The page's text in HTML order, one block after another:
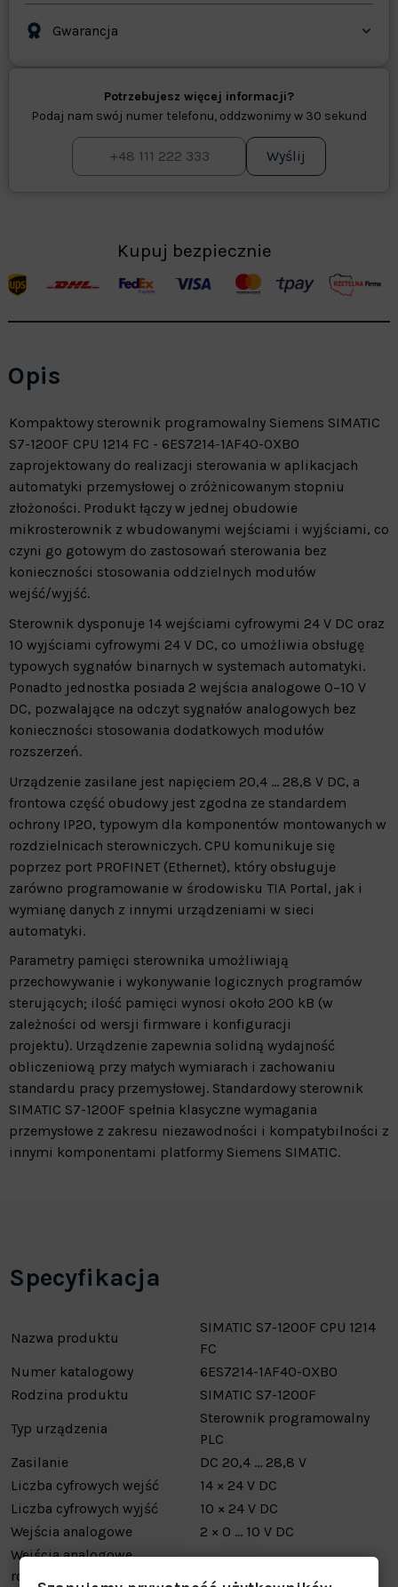
Gwarancja
Potrzebujesz więcej informacji?
Podaj nam swój numer telefonu, oddzwonimy w 30 sekund
Wyślij
Kupuj bezpiecznie
Opis
Kompaktowy sterownik programowalny Siemens SIMATIC
S7-1200F CPU 1214 FC - 6ES7214-1AF40-0XB0
zaprojektowany do realizacji sterowania w aplikacjach
automatyki przemysłowej o zróżnicowanym stopniu
złożoności. Produkt łączy w jednej obudowie
mikrosterownik z wbudowanymi wejściami i wyjściami, co
czyni go gotowym do zastosowań sterowania bez
konieczności stosowania oddzielnych modułów
wejść/wyjść.
Sterownik dysponuje 14 wejściami cyfrowymi 24 V DC oraz
10 wyjściami cyfrowymi 24 V DC, co umożliwia obsługę
typowych sygnałów binarnych w systemach automatyki.
Ponadto jednostka posiada 2 wejścia analogowe 0–10 V
DC, pozwalające na odczyt sygnałów analogowych bez
konieczności stosowania dodatkowych modułów
rozszerzeń.
Urządzenie zasilane jest napięciem 20,4 … 28,8 V DC, a
frontowa część obudowy jest zgodna ze standardem
ochrony IP20, typowym dla komponentów montowanych w
rozdzielnicach sterowniczych. CPU komunikuje się
poprzez port PROFINET (Ethernet), który obsługuje
zarówno programowanie w środowisku TIA Portal, jak i
wymianę danych z innymi urządzeniami w sieci
automatyki.
Parametry pamięci sterownika umożliwiają
przechowywanie i wykonywanie logicznych programów
sterujących; ilość pamięci wynosi około 200 kB (w
zależności od wersji firmware i konfiguracji
projektu). Urządzenie zapewnia solidną wydajność
obliczeniową przy małych wymiarach i zachowaniu
standardu pracy przemysłowej. Standardowy sterownik
SIMATIC S7-1200F spełnia klasyczne wymagania
przemysłowe z zakresu niezawodności i kompatybilności z
innymi komponentami platformy Siemens SIMATIC.
Specyfikacja
Nazwa produktu
SIMATIC S7-1200F CPU 1214
FC
Numer katalogowy
6ES7214-1AF40-0XB0
Rodzina produktu
SIMATIC S7-1200F
Typ urządzenia
Sterownik programowalny
PLC
Zasilanie
DC 20,4 … 28,8 V
Liczba cyfrowych wejść
14 × 24 V DC
Liczba cyfrowych wyjść
10 × 24 V DC
Wejścia analogowe
2 × 0 … 10 V DC
Wejścia analogowe
rozszerzone